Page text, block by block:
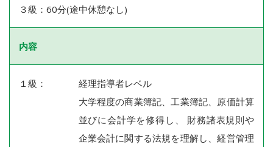
３級：60分(途中休憩なし)
内容
１級：
経理指導者レベル
大学程度の商業簿記、工業簿記、原価計算
並びに会計学を修得し、 財務諸表規則や
企業会計に関する法規を理解し、経営管理